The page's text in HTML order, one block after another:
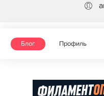
Блог Профиль